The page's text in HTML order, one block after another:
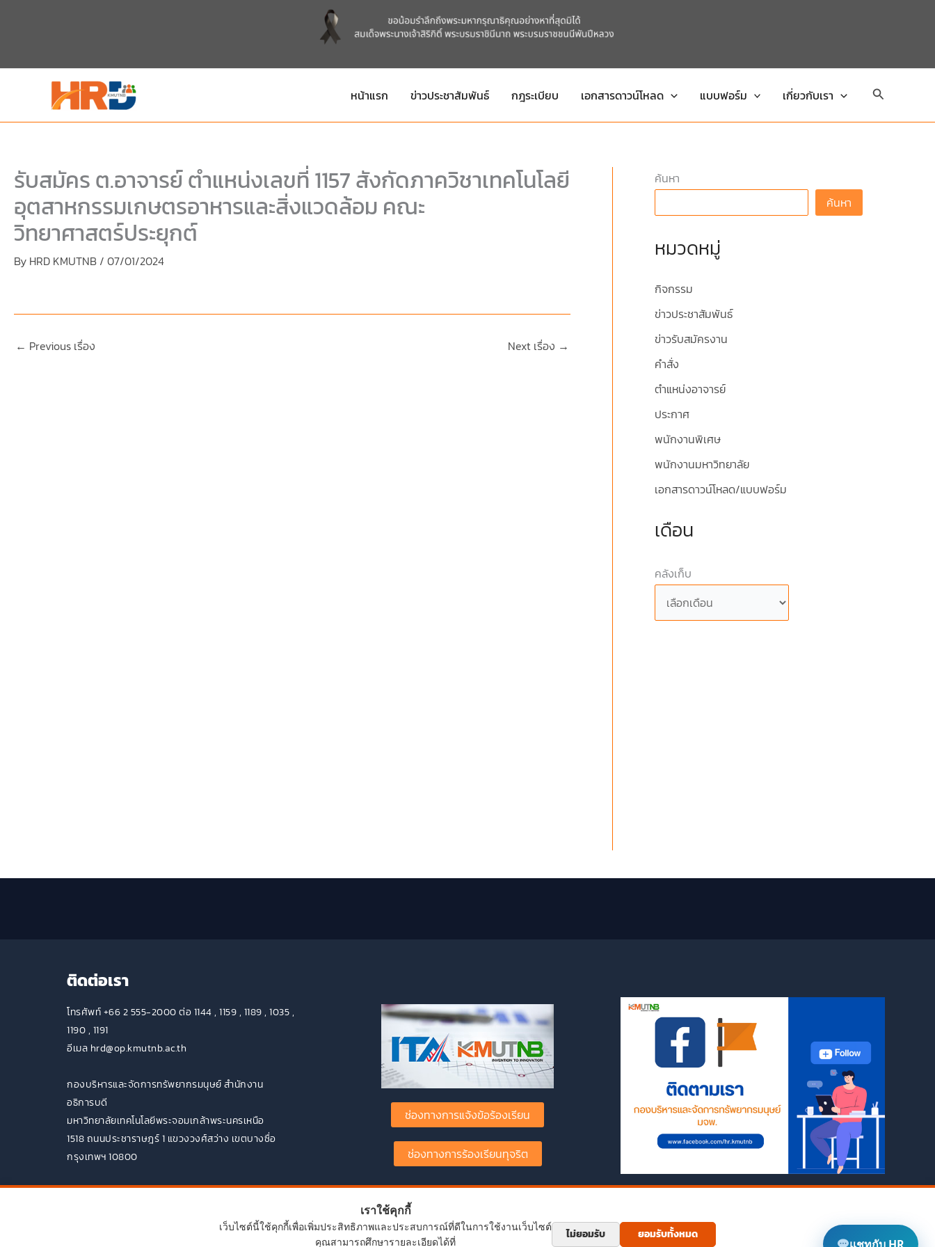
หน้าแรก ข่าวประชาสัมพันธ์ กฎระเบียบ เอกสารดาวน์โหลด แบบฟอร์ม เกี่ยวกับเรา Search
รับสมัคร ต.อาจารย์ ตำแหน่งเลขที่ 1157 สังกัดภาควิชาเทคโนโลยี
อุตสาหกรรมเกษตรอาหารและสิ่งแวดล้อม คณะ
วิทยาศาสตร์ประยุกต์
By HRD KMUTNB / 07/01/2024
← Previous เรื่อง Next เรื่อง →
ค้นหา
ค้นหา
หมวดหมู่
กิจกรรม
ข่าวประชาสัมพันธ์
ข่าวรับสมัครงาน
คำสั่ง
ตำแหน่งอาจารย์
ประกาศ
พนักงานพิเศษ
พนักงานมหาวิทยาลัย
เอกสารดาวน์โหลด/แบบฟอร์ม
เดือน
คลังเก็บ
เราใช้คุกกี้
เว็บไซต์นี้ใช้คุกกี้เพื่อเพิ่มประสิทธิภาพและประสบการณ์ที่ดีในการใช้งานเว็บไซต์
คุณสามารถศึกษารายละเอียดได้ที่
ไม่ยอมรับ ยอมรับทั้งหมด
ติดต่อเรา
โทรศัพท์ +66 2 555-2000 ต่อ 1144 , 1159 , 1189 , 1035 ,
1190 , 1191
อีเมล hrd@op.kmutnb.ac.th
กองบริหารและจัดการทรัพยากรมนุษย์ สำนักงาน
อธิการบดี
มหาวิทยาลัยเทคโนโลยีพระจอมเกล้าพระนครเหนือ
1518 ถนนประชาราษฎร์ 1 แขวงวงศ์สว่าง เขตบางซื่อ
กรุงเทพฯ 10800
ช่องทางการแจ้งข้อร้องเรียน
ช่องทางการร้องเรียนทุจริต